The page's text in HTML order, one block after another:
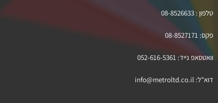
טלפון : 08-8526633
פקס: 08-8527171
וואטסאפ נייד: 052-616-5361
דוא"ל: info@metroltd.co.il